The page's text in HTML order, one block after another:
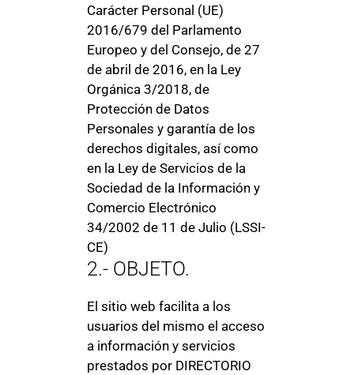
Carácter Personal (UE)
2016/679 del Parlamento
Europeo y del Consejo, de 27
de abril de 2016, en la Ley
Orgánica 3/2018, de
Protección de Datos
Personales y garantía de los
derechos digitales, así como
en la Ley de Servicios de la
Sociedad de la Información y
Comercio Electrónico
34/2002 de 11 de Julio (LSSI-
CE)
2.- OBJETO.
El sitio web facilita a los
usuarios del mismo el acceso
a información y servicios
prestados por DIRECTORIO